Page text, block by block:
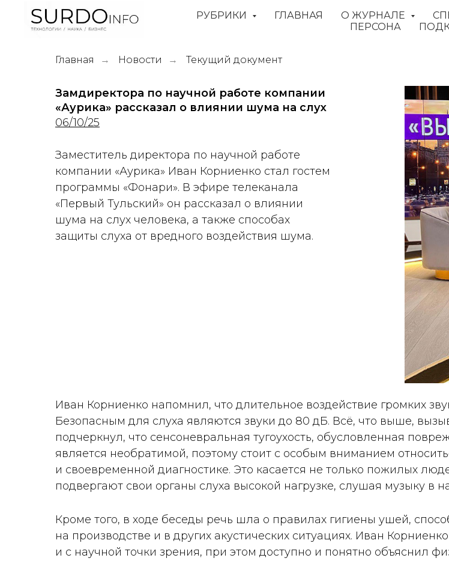
РУБРИКИ ГЛАВНАЯ О ЖУРНАЛЕ
ПЕРСОНА
Главная → Новости → Текущий документ
Замдиректора по научной работе компании
«Аурика» рассказал о влиянии шума на слух
06/10/25
Заместитель директора по научной работе
компании «Аурика» Иван Корниенко стал гостем
программы «Фонари». В эфире телеканала
«Первый Тульский» он рассказал о влиянии
шума на слух человека, а также способах
защиты слуха от вредного воздействия шума.
Иван Корниенко напомнил, что длительное воздействие громких
Безопасным для слуха являются звуки до 80 дБ. Всё, что выше,
подчеркнул, что сенсоневральная тугоухость, обусловленная
является необратимой, поэтому стоит с особым вниманием
и своевременной диагностике. Это касается не только пожилых
подвергают свои органы слуха высокой нагрузке, слушая музыку в
Кроме того, в ходе беседы речь шла о правилах гигиены ушей,
на производстве и в других акустических ситуациях. Иван
и с научной точки зрения, при этом доступно и понятно объяснил